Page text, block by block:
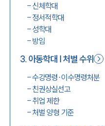
-신체학대
- 정서적학대
- 성학대
- 방임
3. 아동학대 | 처벌 수위
-수강명령·이수명령처분
- 친권상실선고
-취업 제한
-처벌 양형 기준